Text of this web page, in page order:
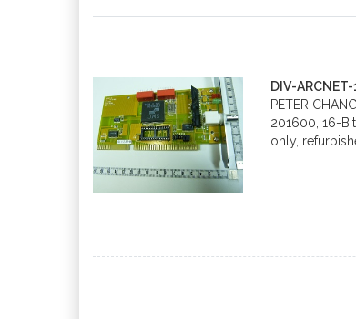
DIV-
PETER
201600, 16-
only,